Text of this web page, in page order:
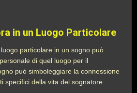
in un Luogo Particolare
particolare in un sogno può
di quel luogo per il
può simboleggiare la connessione
specifici della vita del sognatore.